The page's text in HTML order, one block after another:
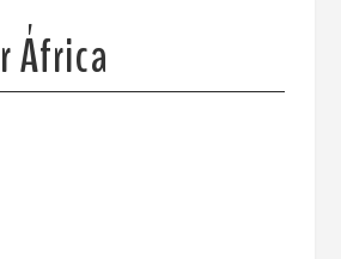
África